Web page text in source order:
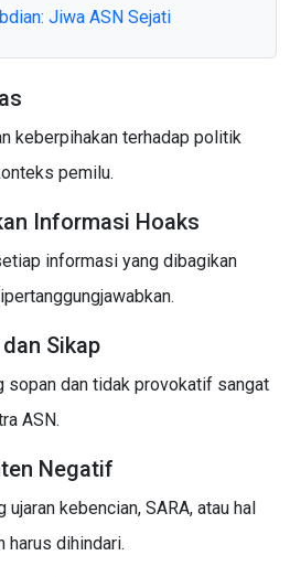
Jiwa ASN Sejati
keberpihakan terhadap politik
pemilu.
Informasi Hoaks
informasi yang dibagikan
Sikap
sopan dan tidak provokatif sangat
ASN.
Negatif
ujaran kebencian, SARA, atau hal
harus dihindari.